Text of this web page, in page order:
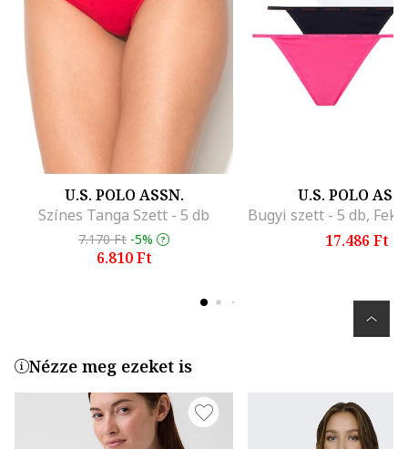
U.S. POLO ASSN.
Színes Tanga Szett - 5 db
7.170 Ft -5%
6.810 Ft
U.S. POLO
17.486 Ft
Nézze meg ezeket is